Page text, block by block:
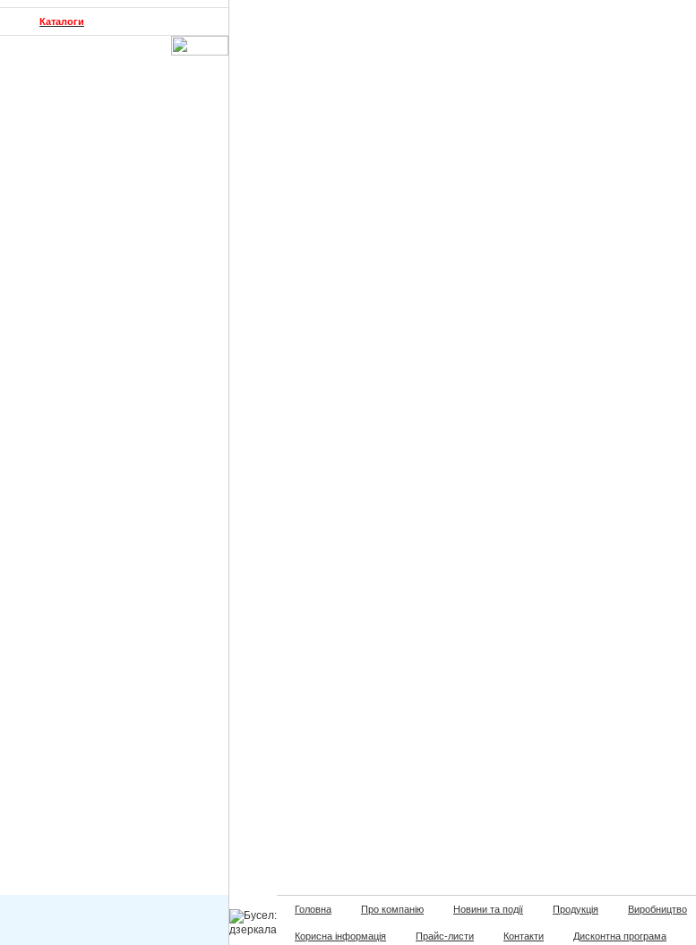
Каталоги
Головна Про компанію Новини та події Продукція Виробництво
Корисна інформація Прайс-листи Контакти Дисконтна програма